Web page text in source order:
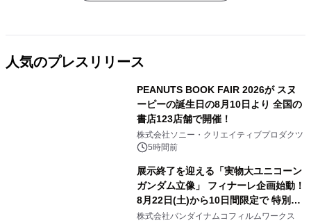
人気のプレスリリース
PEANUTS BOOK FAIR 2026が スヌ
ーピーの誕生日の8月10日より 全国の
書店123店舗で開催！
株式会社ソニー・クリエイティブプロダクツ
5時間前
展示終了を迎える「実物大ユニコーン
ガンダム立像」 フィナーレ企画始動！
8月22日(土)から10日間限定で 特別映
像『UNICORN GUNDAM Statue ―
株式会社バンダイナムコフィルムワークス